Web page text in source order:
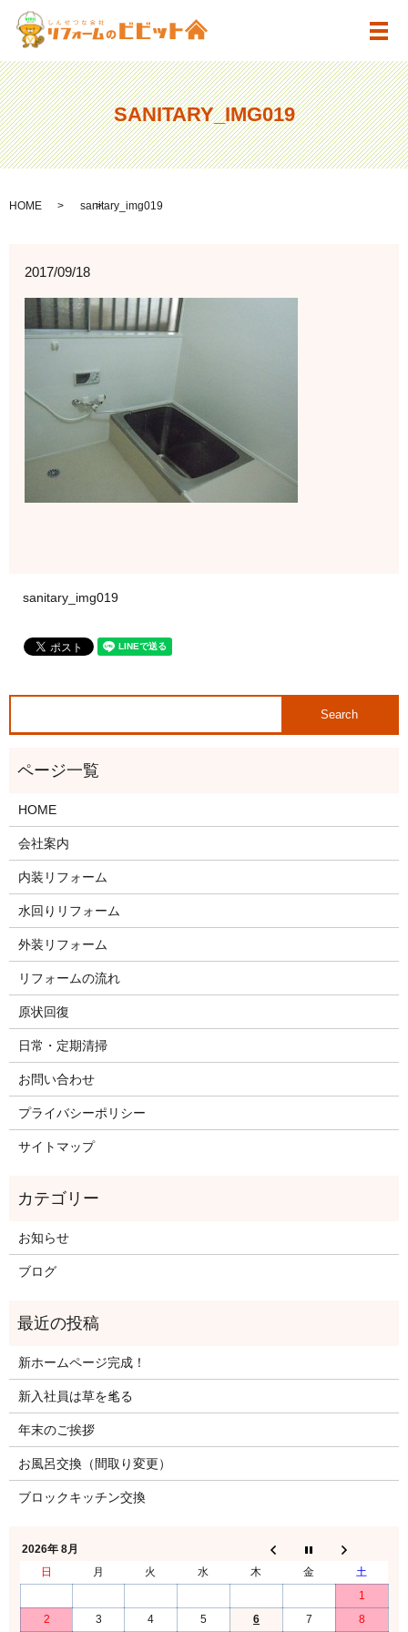
メ
SANITARY_IMG019
HOME sanitary_img019
2017/09/18
sanitary_img019
HOME
会社案内
内装リフォーム
水回りリフォーム
外装リフォーム
リフォームの流れ
原状回復
日常・定期清掃
お問い合わせ
プライバシーポリシー
サイトマップ
お知らせ
ブログ
新ホームページ完成！
新入社員は草を毟る
年末のご挨拶
お風呂交換（間取り変更）
ブロックキッチン交換
2026年 8月
日
月 火 水 木 金
土
1
2
3 4 5 6 7 8